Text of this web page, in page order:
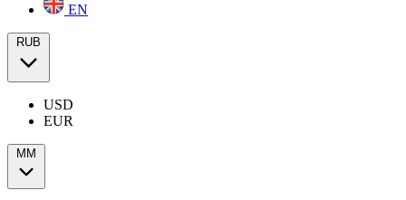
EN
RUB
USD
EUR
ММ